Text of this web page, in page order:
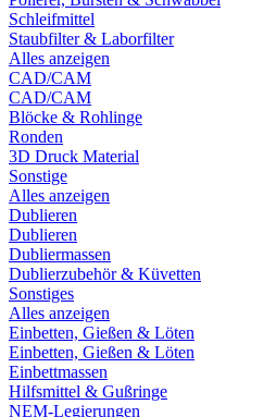
Schleifmittel
Staubfilter & Laborfilter
Alles anzeigen
CAD/CAM
CAD/CAM
Blöcke & Rohlinge
Ronden
3D Druck Material
Sonstige
Alles anzeigen
Dublieren
Dublieren
Dubliermassen
Dublierzubehör & Küvetten
Sonstiges
Alles anzeigen
Einbetten, Gießen & Löten
Einbetten, Gießen & Löten
Einbettmassen
Hilfsmittel & Gußringe
NEM-Legierungen